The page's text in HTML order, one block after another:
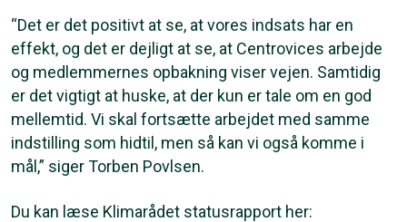
“Det er det positivt at se, at vores indsats har en
effekt, og det er dejligt at se, at Centrovices arbejde
og medlemmernes opbakning viser vejen. Samtidig
er det vigtigt at huske, at der kun er tale om en god
mellemtid. Vi skal fortsætte arbejdet med samme
indstilling som hidtil, men så kan vi også komme i
mål,” siger Torben Povlsen.
Du kan læse Klimarådet statusrapport her: